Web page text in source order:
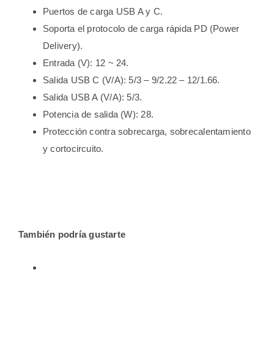
Puertos de carga USB A y C.
Soporta el protocolo de carga rápida PD (Power
Delivery).
Entrada (V): 12 ~ 24.
Salida USB C (V/A): 5/3 – 9/2.22 – 12/1.66.
Salida USB A (V/A): 5/3.
Potencia de salida (W): 28.
Protección contra sobrecarga, sobrecalentamiento
y cortocircuito.
También podría gustarte